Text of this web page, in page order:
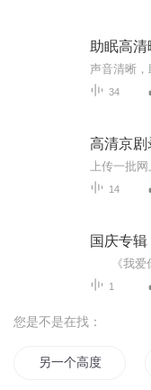
助眠高
34
高清京剧
上传一批
14
国庆专辑
1
您是不是在找：
另一个高度文明